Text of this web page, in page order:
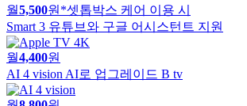
월5,500원 *셋톱박스 케어 이용 시
Smart 3 유튜브와 구글 어시스턴트 지원
월4,400원
AI 4 vision AI로 업그레이드 B tv